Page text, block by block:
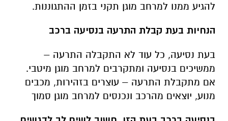
להגיע ממנו למרחב מוגן תקני בזמן ההתגוננות.
הנחיות בעת קבלת התרעה בנסיעה ברכב
בעת נסיעה, כל עוד לא התקבלה התרעה –
ממשיכים בנסיעה ומתקרבים למרחב מוגן מיטבי.
אם מתקבלת התרעה – עוצרים בזהירות, מכבים
מנוע, יוצאים מהרכב ונכנסים למרחב מוגן סמוך